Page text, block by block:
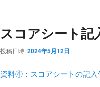
スコアシート記
投稿日時:2024年5月12日
資料④：スコアシートの記入